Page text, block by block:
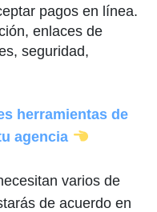
pagos en línea.
enlaces de
seguridad,
herramientas de
agencia
varios de
de acuerdo en